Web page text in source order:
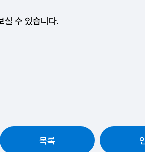
실 수 있습니다.
목록